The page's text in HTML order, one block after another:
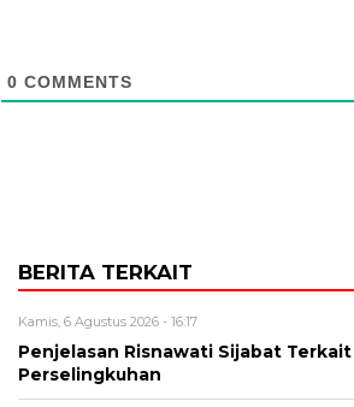
0 COMMENTS
BERITA TERKAIT
Kamis, 6 Agustus 2026 - 16:17
Penjelasan Risnawati Sijabat
Perselingkuhan